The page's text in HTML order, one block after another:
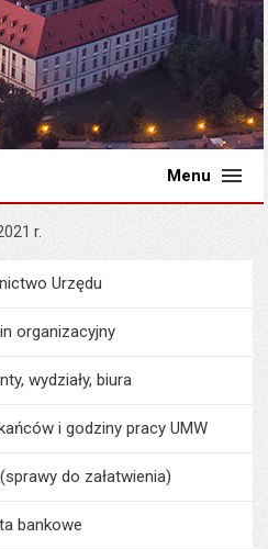
Menu
r.
MenuUrząd Miejski
Urzędu
organizacyjny
wydziały, biura
i godziny pracy UMW
do załatwienia)
bankowe